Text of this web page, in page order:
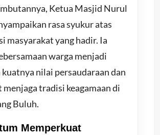
Ketua Masjid Nurul
rasa syukur atas
masyarakat yang hadir. Ia
warga menjadi
nilai persaudaraan dan
menjaga tradisi keagamaan di
Buluh.
Memperkuat